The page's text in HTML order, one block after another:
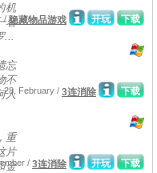
机
名
...
下载
开玩
/ 隐藏物品游戏
忘
不
人
下载
28, February / 3连消除
重
片
金
下载
开玩
/ 3连消除